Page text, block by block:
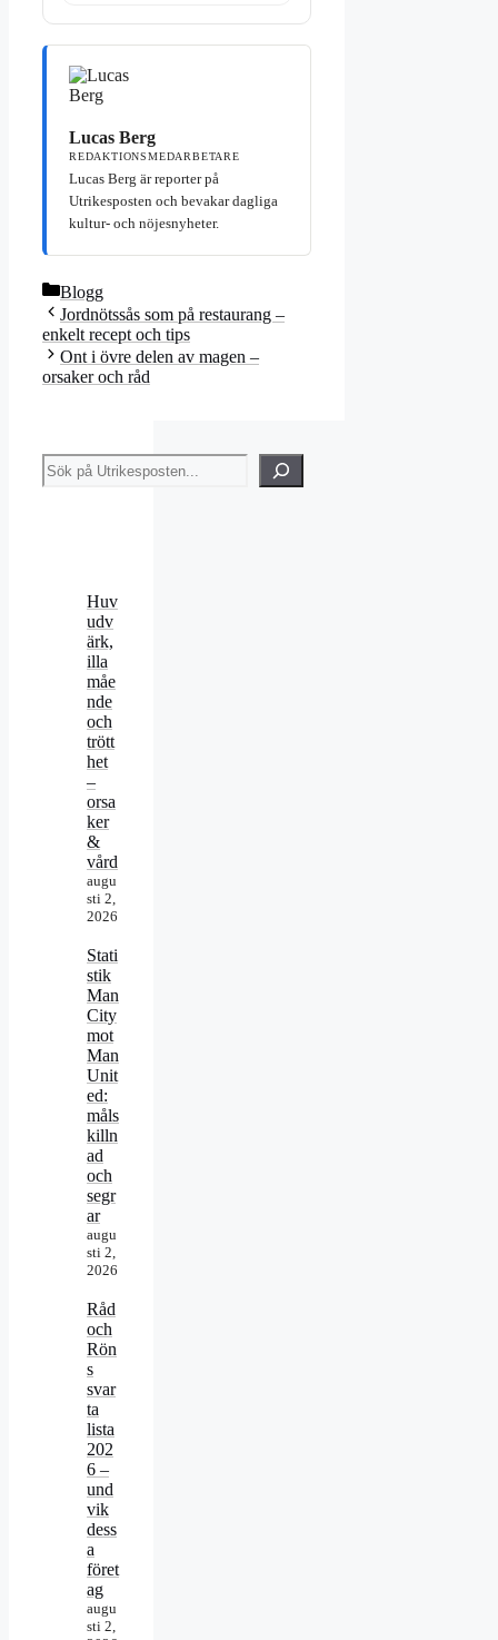
Lucas Berg
REDAKTIONSMEDARBETARE
Lucas Berg är reporter på
Utrikesposten och bevakar dagliga
kultur- och nöjesnyheter.
Kategorier
Blogg
Jordnötssås som på restaurang –
enkelt recept och tips
Ont i övre delen av magen –
orsaker och råd
Sök
Huv
udv
ärk,
illa
måe
nde
och
trött
het
–
orsa
ker
&
vård
augu
sti 2,
2026
Stati
stik
Man
City
mot
Man
Unit
ed:
måls
killn
ad
och
segr
ar
augu
sti 2,
2026
Råd
och
Rön
s
svar
ta
lista
202
6 –
und
vik
dess
a
föret
ag
augu
sti 2,